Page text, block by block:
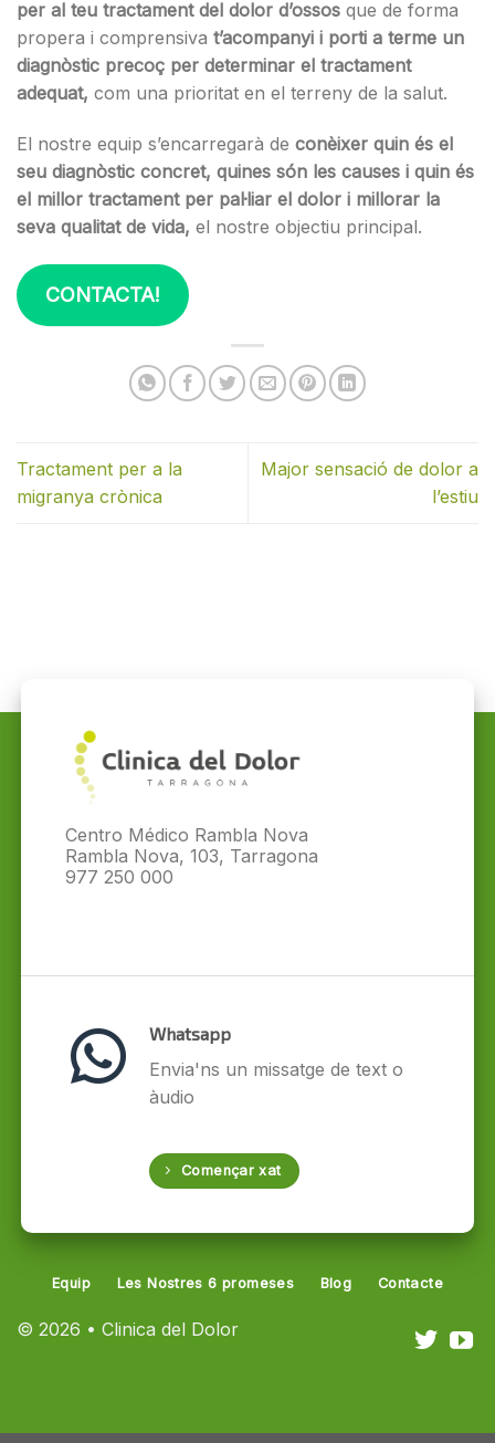
per al teu tractament del dolor d’ossos que de forma
propera i comprensiva t’acompanyi i porti a terme un
diagnòstic precoç per determinar el tractament
adequat, com una prioritat en el terreny de la salut.
El nostre equip s’encarregarà de conèixer quin és el
seu diagnòstic concret, quines són les causes i quin és
el millor tractament per pal·liar el dolor i millorar la
seva qualitat de vida, el nostre objectiu principal.
CONTACTA!
Tractament per a la
migranya crònica
Major sensació de dolor a
l’estiu
Centro Médico Rambla Nova
Rambla Nova, 103, Tarragona
977 250 000
Whatsapp
Envia'ns un missatge de text o
àudio
Començar xat
© 2026 • Clinica del Dolor
Equip Les Nostres 6 promeses Blog Contacte